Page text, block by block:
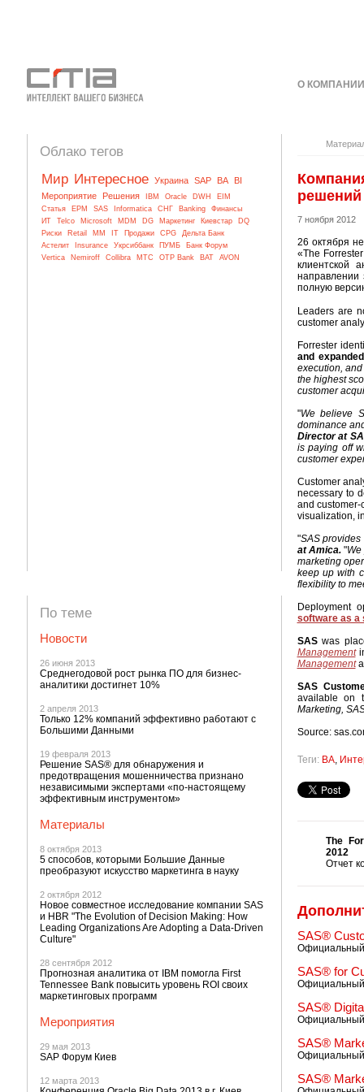
О
Облако тегов
Мир Интересное Украина SAP BA
BI
Мероприятие
Решения IBM Oracle DWH
EIM
Статья
EPM SAS Informatica СНГ Banking
Финансы
ИТ
Telco Microsoft MDM DG Маркетинг Киевстар
DQ
Риски
Retail MM IT Продажи CPG
Дельта Банк
Астелит
Insurance Укрсиббанк ПУМБ
Банк Форум
Vertica
Nemiroff Collibra МТС OTP Bank BAT AVON
По теме
Новости
26 июня 2013
Среднегодовой рост рынка ПО для бизнес-
аналитики достигнет 10%
2 апреля 2013
Только 12% компаний эффективно работают с
Большими Данными
19 февраля 2013
Решение SAS® для обнаружения и
предотвращения мошенничества признано
независимыми экспертами «по-настоящему
эффективным инструментом»
Материалы
8 октября 2013
5 способов, которыми Большие Данные
преобразуют искусство маркетинга в науку
2 октября 2012
Новое совместное исследование компании SAS
и HBR "The Evolution of Decision Making: How
Leading Organizations Are Adopting a Data-Driven
Culture"
28 сентября 2012
Прогнозная аналитика от IBM помогла First
Tennessee Bank повысить уровень ROI своих
маркетинговых программ
Мероприятия
29 мая 2013
SAP Форум Киев
12 марта 2013
решений
7 ноября 2012
26 октября
«The
клиентской
направлении
полную
Leaders are
customer
Forrester
and
execution,
the highest
customer
"We believe
dominance
Director at
is paying off
customer
Customer
necessary to
and
visualization,
"SAS
at Amica."We
marketing
keep up with
flexibility to
Deployment
software as a
SASwas
Management
Management
SAS
available on
Marketing,
Source:
Теги: BA,
The
2012
Отчет
SAS®
Официальный
SAS® for
Официальный
SAS®
Официальный
SAS®
Официальный
SAS®